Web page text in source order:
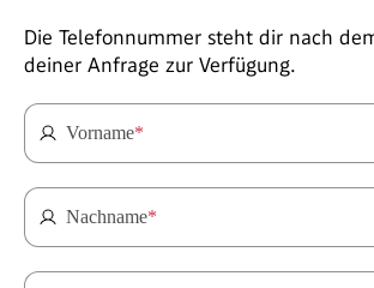
Die Telefonnummer steht dir nach
deiner Anfrage zur Verfügung.
Vorname*
Nachname*